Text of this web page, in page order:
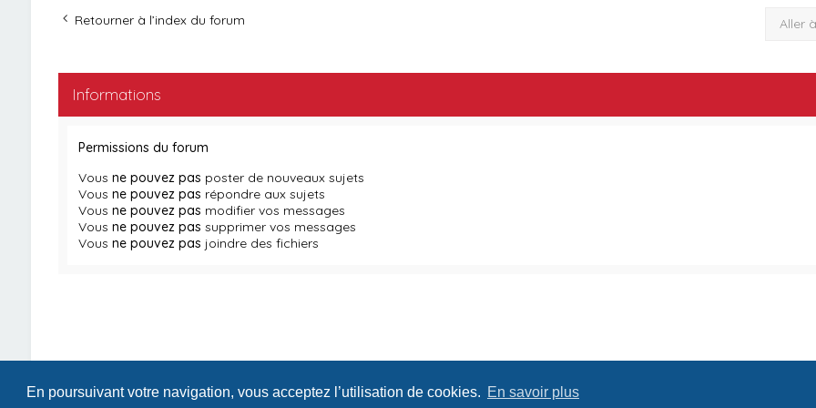
En poursuivant votre navigation, vous acceptez l’utilisation de cookies. En savoir plus
Retourner à l’index du forum Aller à
Informations
Permissions du forum
Vous ne pouvez pas poster de nouveaux sujets
Vous ne pouvez pas répondre aux sujets
Vous ne pouvez pas modifier vos messages
Vous ne pouvez pas supprimer vos messages
Vous ne pouvez pas joindre des fichiers
Index du forum